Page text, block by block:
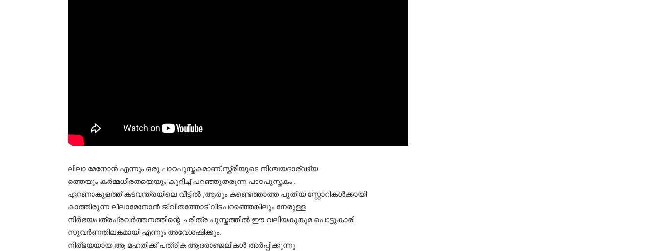
ലീലാ മേനോന്‍ എന്നും ഒരു പാഠപുസ്തകമാണ്.സ്ത്രീയുടെ നിശ്ചയദാര്ഢ്യ
ത്തെയും കര്‍മ്മധീരതയെയും കുറിച്ച് പറഞ്ഞുതരുന്ന പാഠപുസ്തകം .
ഏറണാകുളത്ത് കടവന്ത്രയിലെ വീട്ടില്‍ ,ആരും കണ്ടെത്താത്ത പുതിയ സ്റ്റോറികള്‍ക്കായി
കാത്തിരുന്ന ലീലാമേനോൻ ജീവിതത്തോട് വിടപറഞ്ഞെങ്കിലും നേരുള്ള
നിര്‍ഭയപത്രപ്രവര്‍ത്തനത്തിന്റെ ചരിത്ര പുസ്തത്തില്‍ ഈ വലിയകുങ്കുമ പൊട്ടുകാരി
സുവര്‍ണതിലകമായി എന്നും അവേശഷിക്കും.
നിര്ഭയയായ ആ മഹതിക്ക്‌ പത്രിക ആദരാഞ്ജലികൾ അർപ്പിക്കുന്നു